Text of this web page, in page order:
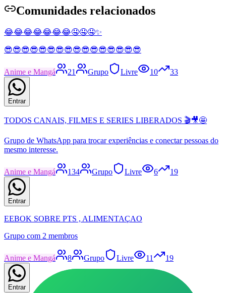
Comunidades relacionados
😂😂😂😂😂😂😂🤤🤤🤤✨
😎😎😎😎😎😎😎😎😎😎😎😎😎😎😎😎
Anime e Mangá 21 Grupo Livre 10 33
Entrar
TODOS CANAIS, FILMES E SERIES LIBERADOS 🎬🎥🤩
Grupo de WhatsApp para trocar experiências e conectar pessoas do
mesmo interesse.
Anime e Mangá 134 Grupo Livre 6 19
Entrar
EEBOK SOBRE PTS , ALIMENTAÇAO
Grupo com 2 membros
Anime e Mangá 8 Grupo Livre 11 19
Entrar